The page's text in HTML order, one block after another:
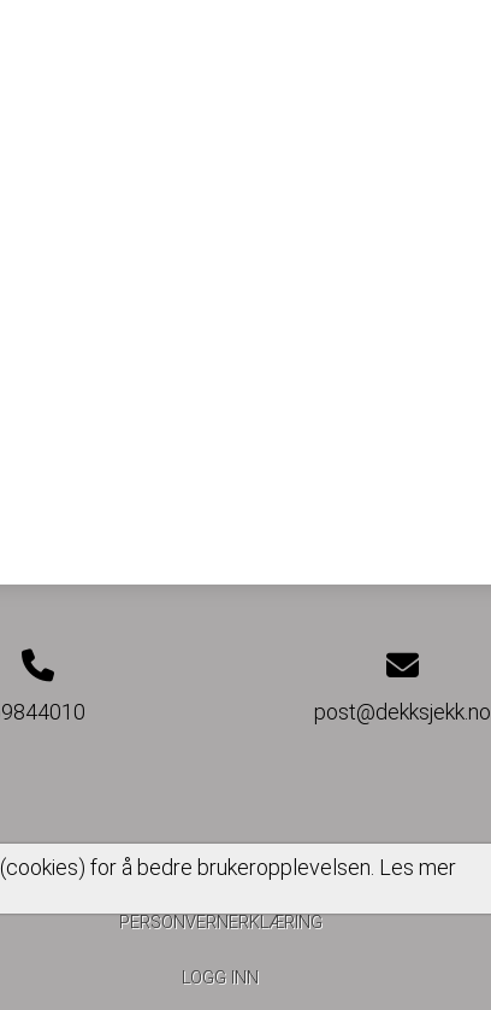
post@dekksjekk.no
for å bedre brukeropplevelsen. Les mer
PERSONVERNERKLÆRING
LOGG INN